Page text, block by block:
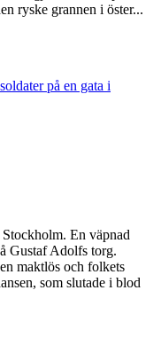
ryske grannen i öster...
En väpnad
Gustaf Adolfs torg.
maktlös och folkets
som slutade i blod